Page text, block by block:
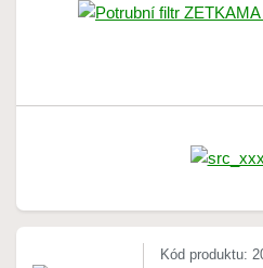
Kód produktu: